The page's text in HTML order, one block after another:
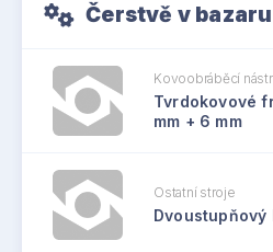
Čerstvě v bazaru
Kovoobráběcí
Tvrdokovové
mm + 6 mm
Ostatní stroje
Dvoustupňový